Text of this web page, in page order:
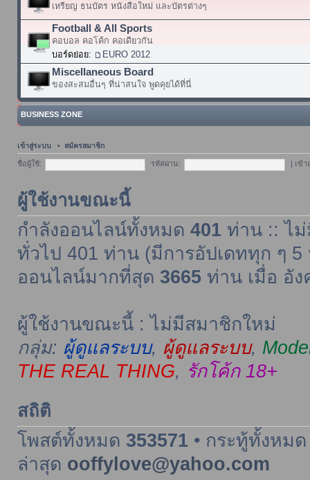
เหรียญ ธนบัตร หนังสือใหม่ และบัตรต่างๆ
Football & All Sports
คอบอล คอโค้ก คอเดียวกัน
บอร์ดย่อย:
EURO 2012
Miscellaneous Board
ของสะสมอื่นๆ ที่น่าสนใจ พูดคุยได้ที่นี่
BUSINESS ZONE
เข้าสู่ระบบ • สมัครสมาชิก
ชื่อผู้ใช้: รหัสผ่าน: เข้
ผู้ใช้งานขณะนี้
กำลังออนไลน์ทั้งหมด 401ท่าน :: ไม่
ทั่วไป 401 ท่าน (มีการอัปเดททุก ๆ 5
ออนไลน์มากที่สุด 3665ท่าน เมื่อ อัง
ผู้ใช้งานขณะนี้ : ไม่มีสมาชิกใหม่
กลุ่ม: ผู้ดูแลระบบ, ผู้ดูแลระบบ,
THE REAL THING, รักโค้ก 18+
สถิติ
โพสต์ทั้งหมด 353571• กระทู้ทั้งหม
ล่าสุด ooffylove@yahoo.com